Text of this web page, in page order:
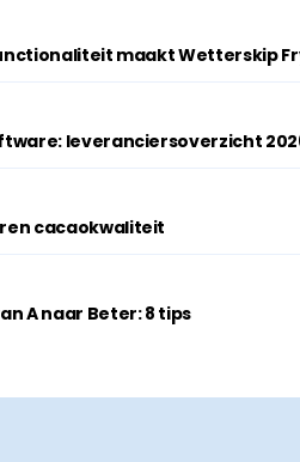
maakt Wetterskip
leveranciersoverzicht
cacaokwaliteit
A naar Beter: 8 tips